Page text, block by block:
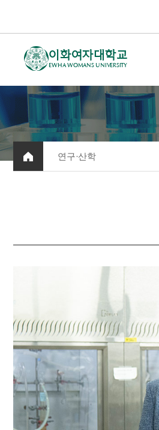
이화여자대학교
EWHA WOMANS UNIVERSITY
연구·산학